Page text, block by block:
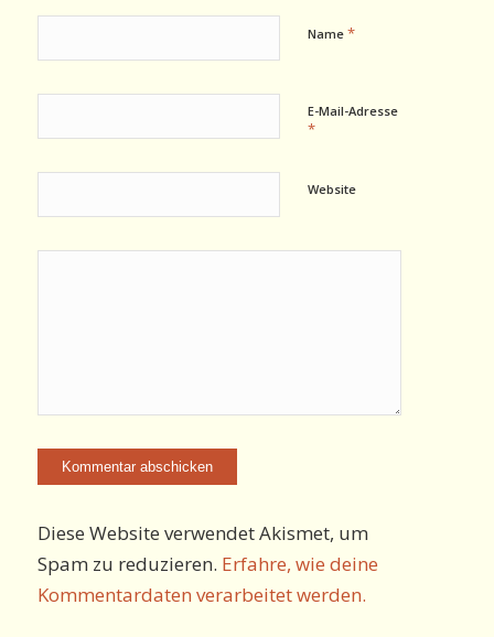
Name *
E-Mail-Adresse
*
Website
Diese Website verwendet Akismet, um
Spam zu reduzieren. Erfahre, wie deine
Kommentardaten verarbeitet werden.